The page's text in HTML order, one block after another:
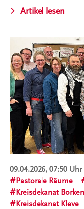
Artikel lesen
09.04.2026, 07:50 Uhr
Pastorale Räume
Kreisdekanat Borken
Kreisdekanat Kleve